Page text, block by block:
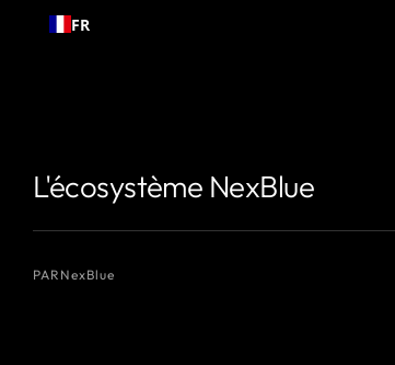
au
FR
L'écosystème NexBlue
PAR NexBlue